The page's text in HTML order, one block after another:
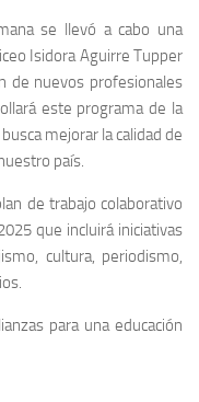
se llevó a cabo una
Isidora Aguirre Tupper
de nuevos profesionales
este programa de la
mejorar la calidad de
país.
de trabajo colaborativo
que incluirá iniciativas
cultura, periodismo,
para una educación